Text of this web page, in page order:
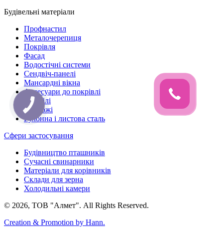
Будівельні матеріали
Профнастил
Металочерепиця
Покрівля
Фасад
Водостічні системи
Сендвіч-панелі
Мансардні вікна
Аксесуари до покрівлі
Профілі
Огорожі
Рулонна і листова сталь
Сфери застосування
Будівництво пташників
Сучасні свинарники
Матеріали для корівників
Склади для зерна
Холодильні камери
© 2026, ТОВ "Алмет". All Rights Reserved.
Creation & Promotion by Hann.